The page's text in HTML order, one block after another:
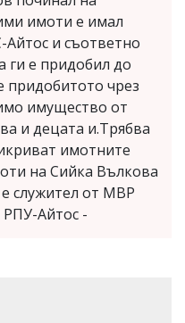
имоти е имал
и съответно
ги е придобил до
придобитото чрез
имущество от
и децата и.Трябва
имотните
на Сийка Вълкова
служител от МВР
Айтос -